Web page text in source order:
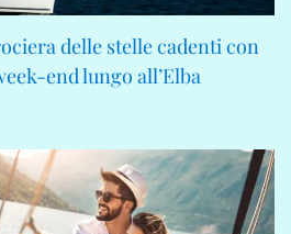
delle stelle cadenti con
end lungo all’Elba